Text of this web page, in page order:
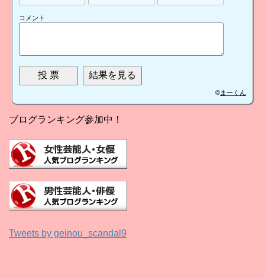
コメント
©まーくん
ブログランキング参加中！
Tweets by geinou_scandal9